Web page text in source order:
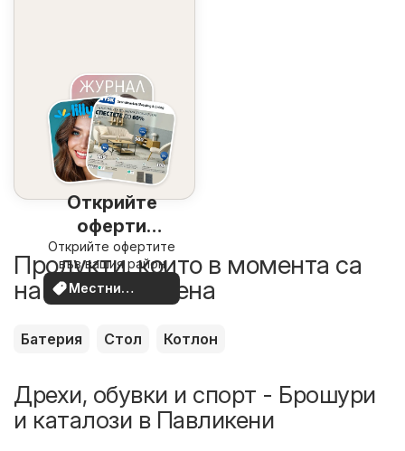
Открийте
оферти
наблизо
Открийте офертите
във вашия район
Местни
оферти
Продукти, които в момента са
на по-добра цена
Батерия Стол Котлон
Дрехи, обувки и спорт - Брошури
и каталози в Павликени